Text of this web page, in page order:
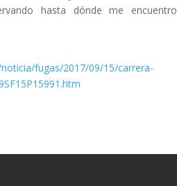
hasta dónde me encuentro
fugas/2017/09/15/carrera-